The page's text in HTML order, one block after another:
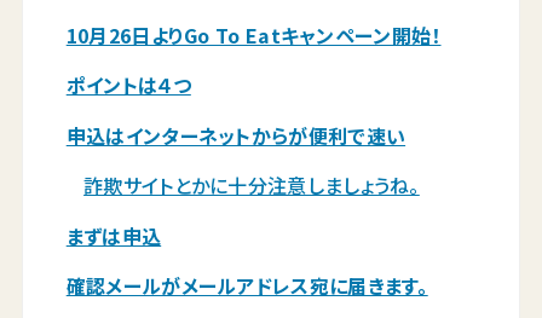
10月26日よりGo To Eatキャンペーン開始！
ポイントは４つ
申込はインターネットからが便利で速い
詐欺サイトとかに十分注意しましょうね。
まずは申込
確認メールがメールアドレス宛に届きます。